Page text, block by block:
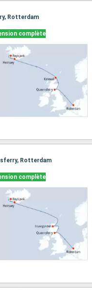
Rotterdam
complète
Rotterdam
complète